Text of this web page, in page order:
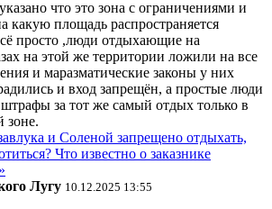
что это зона с ограничениями и
какую площадь распространяется
просто ,люди отдыхающие на
на этой же территории ложили на все
и маразматические законы у них
и вход запрещён, а простые люди
штрафы за тот же самый отдых только в
зоне.
и Соленой запрещено отдыхать,
Что известно о заказнике
Лугу 10.12.2025 13:55